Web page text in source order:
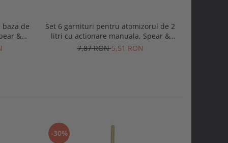
de
&
Set 6 garnituri pentru atomizorul de 2
litri cu actionare manuala, Spear &
Jackson
7,87 RON5,51 RON
-30%